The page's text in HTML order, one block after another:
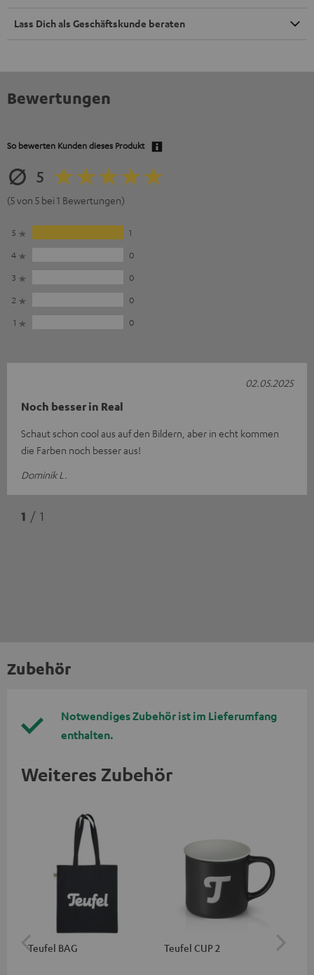
Lass Dich als Geschäftskunde beraten
Bewertungen
So bewerten Kunden dieses Produkt
5
(5 von 5 bei 1 Bewertungen)
5
1
4
0
3
0
2
0
1
0
Noch besser in Real
Schaut schon cool aus auf den Bildern, aber in echt kommen
die Farben noch besser aus!
Dominik L.
02.05.2025
1 / 1
Zubehör
Notwendiges Zubehör ist im Lieferumfang
enthalten.
Weiteres Zubehör
Teufel BAG Teufel CUP 2